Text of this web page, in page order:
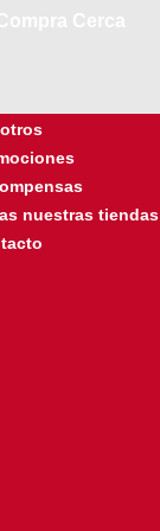
nuestras tiendas